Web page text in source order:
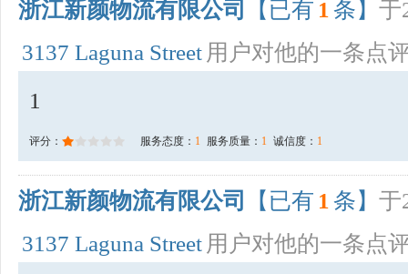
浙江新颜物流有限公司 【已有 1 条】 于
3137 Laguna Street 用户对他的一条点
1
评分： 服务态度： 1 服务质量： 1 诚信度： 1
浙江新颜物流有限公司 【已有 1 条】 于
3137 Laguna Street 用户对他的一条点